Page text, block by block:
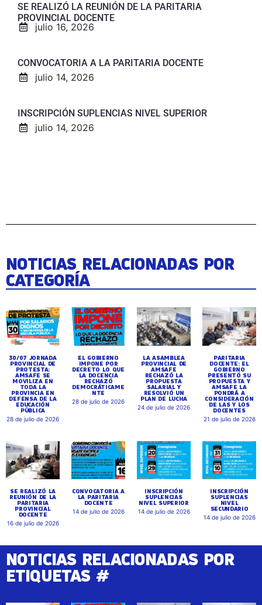
SE REALIZÓ LA REUNIÓN DE LA PARITARIA
PROVINCIAL DOCENTE
julio 16, 2026
CONVOCATORIA A LA PARITARIA DOCENTE
julio 14, 2026
INSCRIPCIÓN SUPLENCIAS NIVEL SUPERIOR
julio 14, 2026
NOTICIAS RELACIONADAS POR
CATEGORÍA
30/07 JORNADA
PROVINCIAL DE
PROTESTA:
AMSAFE SE
MOVILIZA EN
TODA LA
PROVINCIA EN
DEFENSA DE LA
EDUCACIÓN
PÚBLICA
28 de julio de 2026
EL GOBIERNO
IMPONE POR
DECRETO LO QUE
LA DOCENCIA
RECHAZÓ
DEMOCRÁTICAME
NTE
28 de julio de 2026
LA ASAMBLEA
PROVINCIAL DE
AMSAFE
RECHAZÓ LA
PROPUESTA
SALARIAL Y
RESOLVIÓ UN
PLAN DE LUCHA
24 de julio de 2026
PARITARIA
DOCENTE: EL
GOBIERNO
PRESENTÓ SU
PROPUESTA Y
AMSAFE LA
PONDRÁ A
CONSIDERACIÓN
DE LAS Y LOS
DOCENTES
21 de julio de 2026
SE REALIZÓ LA
REUNIÓN DE LA
PARITARIA
PROVINCIAL
DOCENTE
16 de julio de 2026
CONVOCATORIA A
LA PARITARIA
DOCENTE
14 de julio de 2026
INSCRIPCIÓN
SUPLENCIAS
NIVEL SUPERIOR
14 de julio de 2026
INSCRIPCIÓN
SUPLENCIAS
NIVEL
SECUNDARIO
14 de julio de 2026
NOTICIAS RELACIONADAS POR
ETIQUETAS #